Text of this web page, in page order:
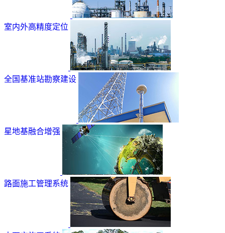
室内外高精度定位
全国基准站勘察建设
星地基融合增强
路面施工管理系统